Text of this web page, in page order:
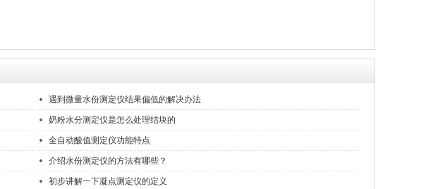
遇到微量水份测定仪结果偏低的解决办法
奶粉水分测定仪是怎么处理结块的
全自动酸值测定仪功能特点
介绍水份测定仪的方法有哪些？
初步讲解一下凝点测定仪的定义